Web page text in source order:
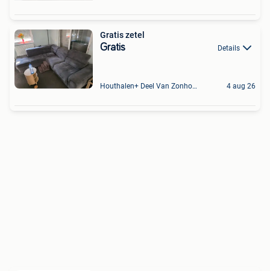
Gratis zetel
Gratis Details
Houthalen+ Deel Van Zonhoven En Zolder 4 aug 26